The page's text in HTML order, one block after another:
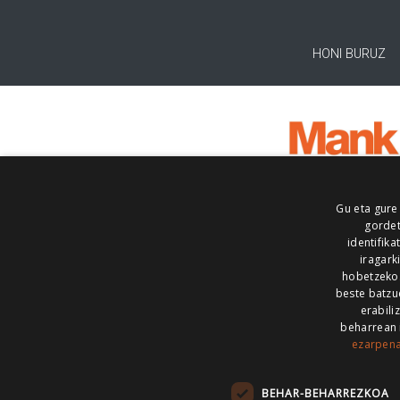
HONI BURUZ
ALEA
Gu eta
hobetzeko.
beste
beharrean
BEHAR-BEHARREZKOA